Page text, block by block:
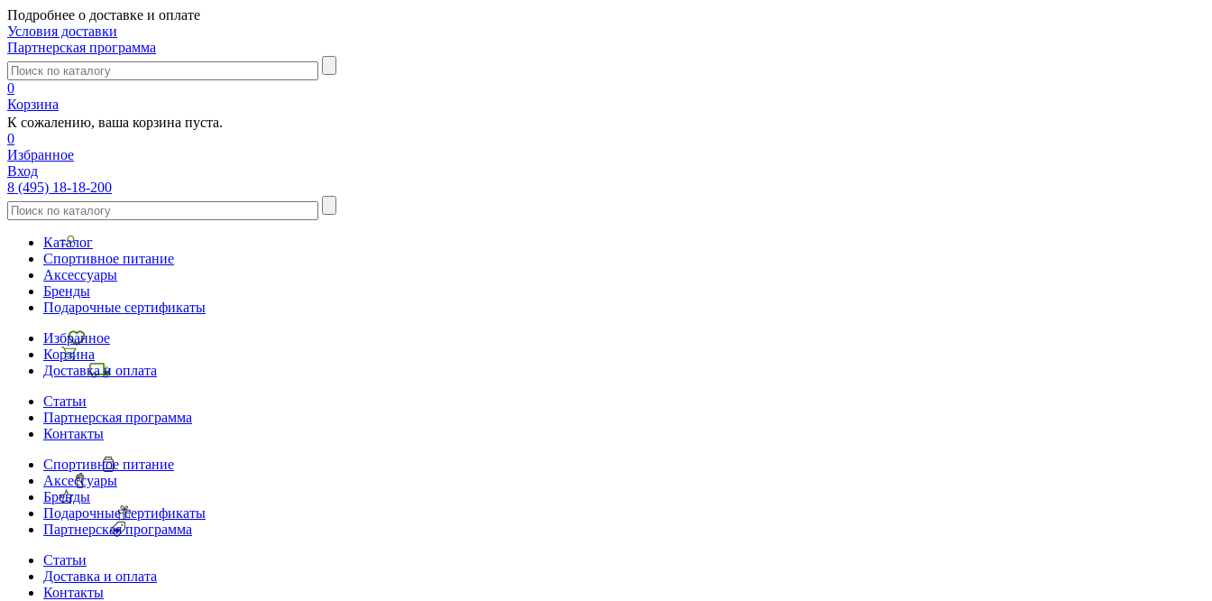
Подробнее о доставке и оплате
Условия доставки
Партнерская программа
0
Корзина
К сожалению, ваша корзина пуста.
0
Избранное
Вход
8 (495) 18-18-200
Каталог
Спортивное питание
Аксессуары
Бренды
Подарочные сертификаты
Избранное
Корзина
Доставка и оплата
Статьи
Партнерская программа
Контакты
Спортивное питание
Аксессуары
Бренды
Подарочные сертификаты
Партнерская программа
Статьи
Доставка и оплата
Контакты